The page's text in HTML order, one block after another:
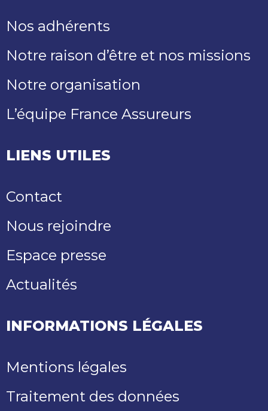
Nos adhérents
Notre raison d’être et nos missions
Notre organisation
L’équipe France Assureurs
LIENS UTILES
Contact
Nous rejoindre
Espace presse
Actualités
INFORMATIONS LÉGALES
Mentions légales
Traitement des données